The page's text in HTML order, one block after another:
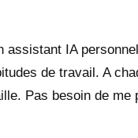
assistant IA
de travail. A
Pas besoin de